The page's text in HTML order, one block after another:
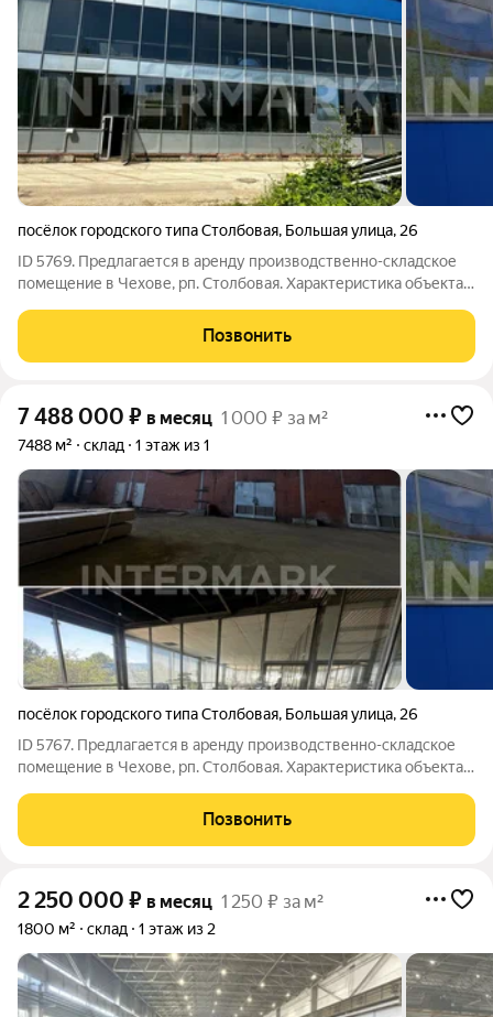
посёлок городского типа Столбовая, Большая улица, 26
ID 5769. Предлагается в аренду производственно-складское
помещение в Чехове, рп. Столбовая. Характеристика объекта:
Ворота секционные 2 шт. в ноль. Пол бетонные(плитка). На
территории есть газ,
Позвонить
7 488 000 ₽ в месяц 1 000 ₽ за м²
7488 м² склад 1 этаж из 1
посёлок городского типа Столбовая, Большая улица, 26
ID 5767. Предлагается в аренду производственно-складское
помещение в Чехове, рп. Столбовая. Характеристика объекта:
Ворота секционные 2 шт. в ноль. Пол бетонные(плитка). На
территории есть газ,
Позвонить
2 250 000 ₽ в месяц 1 250 ₽ за м²
1800 м² склад 1 этаж из 2